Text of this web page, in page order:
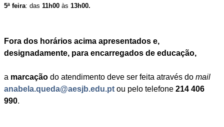
5ª feira: das 11h00 às 13h00.
Fora dos horários acima apresentados e,
designadamente, para encarregados de educação,
a marcação do atendimento deve ser feita através do mail
anabela.queda@aesjb.edu.pt ou pelo telefone 214 406
990.